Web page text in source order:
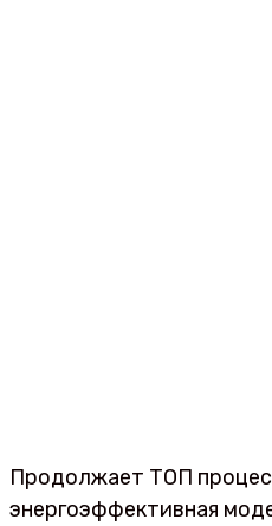
Продолжает ТОП
энергоэффективная